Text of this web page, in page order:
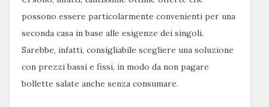
possono essere particolarmente convenienti per una
seconda casa in base alle esigenze dei singoli.
Sarebbe, infatti, consigliabile scegliere una soluzione
con prezzi bassi e fissi, in modo da non pagare
bollette salate anche senza consumare.